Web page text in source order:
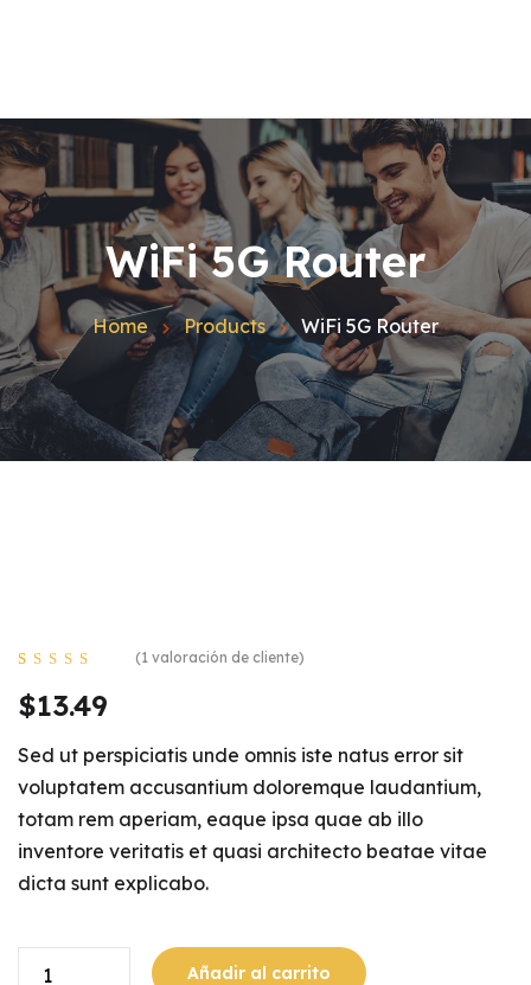
Español
Inglés
Catalán
Contacto
Blog
WiFi 5G Router
Home Products WiFi 5G Router
5.00 de 5 en
valoración de
un cliente
(1 valoración de cliente)
$13.49
Sed ut perspiciatis unde omnis iste natus error sit
voluptatem accusantium doloremque laudantium,
totam rem aperiam, eaque ipsa quae ab illo
inventore veritatis et quasi architecto beatae vitae
dicta sunt explicabo.
Añadir al carrito